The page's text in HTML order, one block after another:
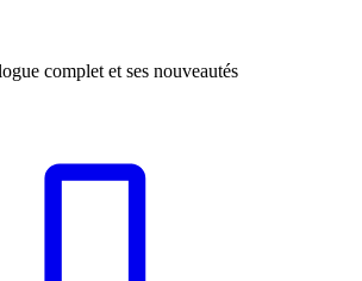
complet et ses nouveautés